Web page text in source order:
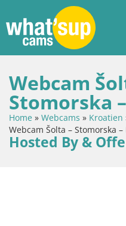
Webcam
Stomorska
Home » Webcams » Kroatien
Webcam Šolta – Stomorska
Hosted By &